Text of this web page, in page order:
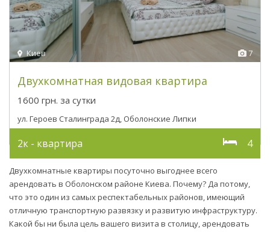
7
Киев
Двухкомнатная видовая квартира
1600 грн. за сутки
ул. Героев Сталинграда 2д, Оболонские Липки
2к - квартира 4
Двухкомнатные квартиры посуточно выгоднее всего
арендовать в Оболонском районе Киева. Почему? Да потому,
что это один из самых респектабельных районов, имеющий
отличную транспортную развязку и развитую инфраструктуру.
Какой бы ни была цель вашего визита в столицу, арендовать